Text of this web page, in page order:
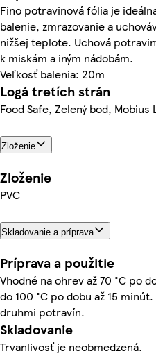
Fino potravinová fólia je
balenie, zmrazovanie a
nižšej teplote. Uchová
k miskám a iným nádobám.
Veľkosť balenia: 20m
Logá tretích strán
Food Safe, Zelený bod, Mobius
Zloženie
Zloženie
PVC
Skladovanie a príprava
Príprava a použitie
Vhodné na ohrev až 70 °C po
do 100 °C po dobu až 15
druhmi potravín.
Skladovanie
Trvanlivosť je neobmedzená.